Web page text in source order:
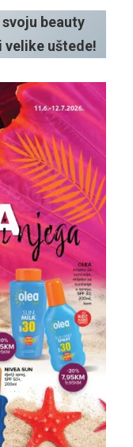
beauty
velike uštede!